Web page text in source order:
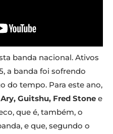
banda nacional. Ativos
a banda foi sofrendo
do tempo. Para este ano,
Guitshu, Fred Stone e
que é, também, o
e que, segundo o